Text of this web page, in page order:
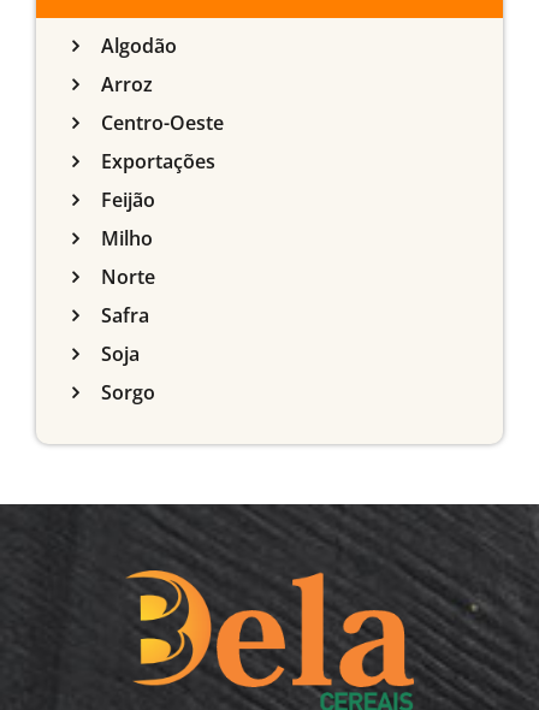
Algodão
Arroz
Centro-Oeste
Exportações
Feijão
Milho
Norte
Safra
Soja
Sorgo